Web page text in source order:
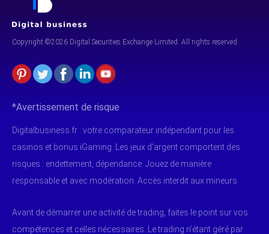
Copyright ©2026 Digital Securities Exchange Limited. All rights reserved.
*Avertissement de risque
Digitalbusiness.fr : votre comparateur indépendant pour les
casinos et bonus iGaming. Les jeux d'argent comportent des
risques : endettement, dépendance. Jouez de manière
responsable et avec modération. Accès interdit aux mineurs.
Avant de démarrer une activité de trading, faites le point sur vos
compétences et celles nécessaires. Le trading n’étant géré par